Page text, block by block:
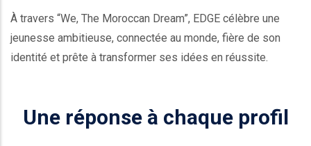
À travers “We, The Moroccan Dream”, EDGE célèbre une
jeunesse ambitieuse, connectée au monde, fière de son
identité et prête à transformer ses idées en réussite.
Une réponse à chaque profil